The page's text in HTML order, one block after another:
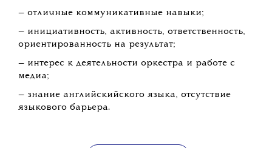
— отличные коммуникативные навыки;
— инициативность, активность, ответственность,
ориентированность на результат;
— интерес к деятельности оркестра и работе с
медиа;
— знание английскийского языка, отсутствие
языкового барьера.